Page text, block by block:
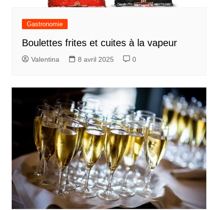
Gastronomie
Boulettes frites et cuites à la vapeur
Valentina 8 avril 2025 0